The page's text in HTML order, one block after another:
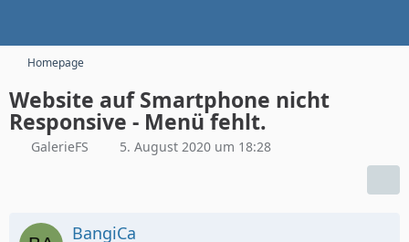
Homepage
Website auf Smartphone nicht
Responsive - Menü fehlt.
GalerieFS 5. August 2020 um 18:28
BangiCa